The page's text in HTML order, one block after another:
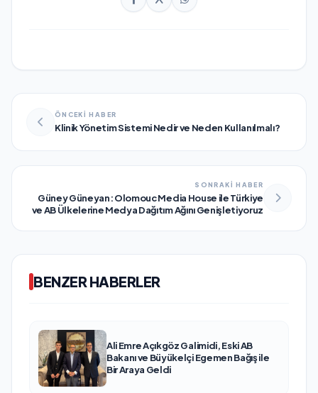
ÖNCEKİ HABER
Klinik Yönetim Sistemi Nedir ve Neden Kullanılmalı?
SONRAKİ HABER
Güney Güneyan: Olomouc Media House ile Türkiye
ve AB Ülkelerine Medya Dağıtım Ağını Genişletiyoruz
BENZER HABERLER
Ali Emre Açıkgöz Galimidi, Eski AB
Bakanı ve Büyükelçi Egemen Bağış ile
Bir Araya Geldi